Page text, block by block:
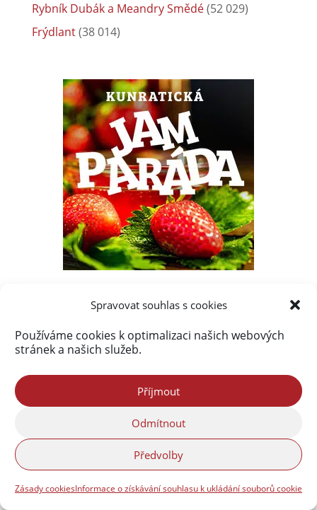
Spravovat souhlas s cookies
Používáme cookies k optimalizaci našich webových
stránek a našich služeb.
Příjmout
Odmítnout
Předvolby
Zásady cookiesInformace o získávání souhlasu k ukládání souborů cookie
Rybník Dubák a Meandry Smědé(52 029)
Frýdlant(38 014)
Nejnovější komentáře
Marek Strnad:Hejnické VínoHraní 2026
společnosti CiS SYSTEMS s.r.o.
Srpen 1968 na Liberecku a
Frýdlantsku ve fotografiích
Ve Frýdlantu se znovu otevírá
kurz včelařství pro dospělé